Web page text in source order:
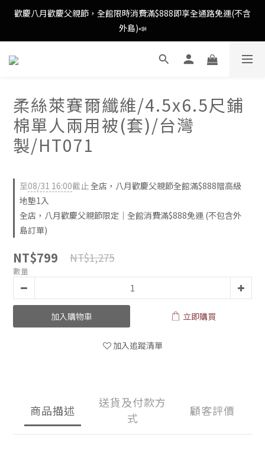
歡慶八月歡慶父親節，全館限時消費滿$888即享全通路免運(不含
外島)📣
歡慶八月歡慶父親節，全館限時消費滿$888即享全通路免運(不含
外島)📣
歡慶八月歡慶父親節，新加入會員即可得購物金$88📣
消費滿額即可成為VIP📣
歡慶八月歡慶父親節，全館限時消費滿$888即享全通路免運(不含
柔絲萊賽爾纖維/4.5x6.5尺鋪
棉單人兩用被(套)/台灣
製/HT071
至08/31 16:00截止 全店，八月歡慶父親節全館滿$888贈高級
地墊1入
全店，八月歡慶父親節限定｜全館消費滿$888免運 (不包含外
島訂單)
NT$799 NT$1,275
數量
加入購物車 立即購買
加入追蹤清單
商品描述
送貨及付款方
式
顧客評價